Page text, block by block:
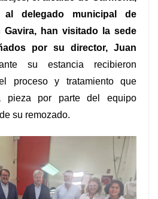
delegado municipal de
Gavira, han visitado la sede
por su director, Juan
su estancia recibieron
proceso y tratamiento que
pieza por parte del equipo
su remozado.